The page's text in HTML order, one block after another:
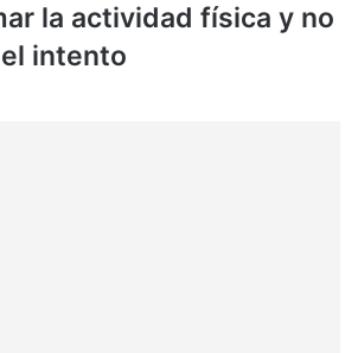
la actividad física y no
intento